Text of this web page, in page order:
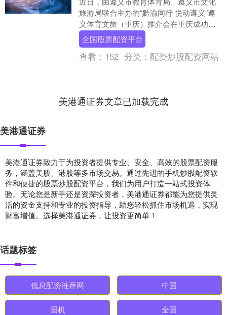
旅游局联合主办的“黔渝同行 悦动遵义”遵
义体育文旅（重庆）推介会在重庆成功举
办。本次推介会吸引渝遵两地文旅、体育
企业及新闻媒....
全国股票配资平台
查看： 152 分类： 配资炒股配资网站
美港通证券文章已加载完成
美港通证券
美港通证券致力于为投资者提供专业、安全、高效的股票配资服
务，涵盖美股、港股等多市场交易。通过先进的手机炒股配资软
件和便捷的股票炒股配资平台，我们为用户打造一站式投资体
验。无论您是新手还是资深投资者，美港通证券都能为您提供灵
活的资金支持和专业的投资指导，助您轻松抓住市场机遇，实现
财富增值。选择美港通证券，让投资更简单！
话题标签
低息配资推荐网 中国
国机 全国